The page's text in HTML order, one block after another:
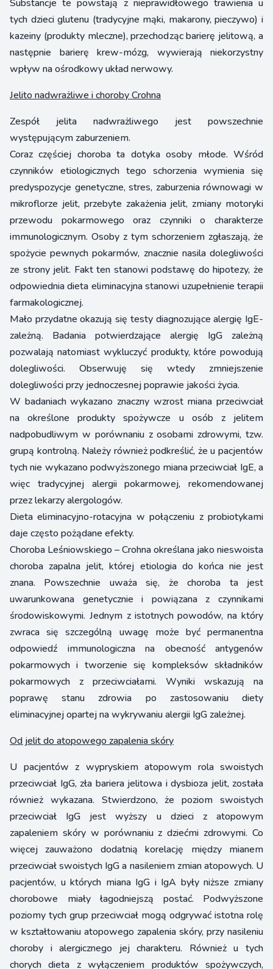
Substancje te powstają z nieprawidłowego trawienia u
tych dzieci glutenu (tradycyjne mąki, makarony, pieczywo) i
kazeiny (produkty mleczne), przechodząc barierę jelitową, a
następnie barierę krew-mózg, wywierają niekorzystny
wpływ na ośrodkowy układ nerwowy.
Jelito nadwrażliwe i choroby Crohna
Zespół jelita nadwrażliwego jest powszechnie
występującym zaburzeniem.
Coraz częściej choroba ta dotyka osoby młode. Wśród
czynników etiologicznych tego schorzenia wymienia się
predyspozycje genetyczne, stres, zaburzenia równowagi w
mikroflorze jelit, przebyte zakażenia jelit, zmiany motoryki
przewodu pokarmowego oraz czynniki o charakterze
immunologicznym. Osoby z tym schorzeniem zgłaszają, że
spożycie pewnych pokarmów, znacznie nasila dolegliwości
ze strony jelit. Fakt ten stanowi podstawę do hipotezy, że
odpowiednia dieta eliminacyjna stanowi uzupełnienie terapii
farmakologicznej.
Mało przydatne okazują się testy diagnozujące alergię IgE-
zależną. Badania potwierdzające alergię IgG zależną
pozwalają natomiast wykluczyć produkty, które powodują
dolegliwości. Obserwuję się wtedy zmniejszenie
dolegliwości przy jednoczesnej poprawie jakości życia.
W badaniach wykazano znaczny wzrost miana przeciwciał
na określone produkty spożywcze u osób z jelitem
nadpobudliwym w porównaniu z osobami zdrowymi, tzw.
grupą kontrolną. Należy również podkreślić, że u pacjentów
tych nie wykazano podwyższonego miana przeciwciał IgE, a
więc tradycyjnej alergii pokarmowej, rekomendowanej
przez lekarzy alergologów.
Dieta eliminacyjno-rotacyjna w połączeniu z probiotykami
daje często pożądane efekty.
Choroba Leśniowskiego – Crohna określana jako nieswoista
choroba zapalna jelit, której etiologia do końca nie jest
znana. Powszechnie uważa się, że choroba ta jest
uwarunkowana genetycznie i powiązana z czynnikami
środowiskowymi. Jednym z istotnych powodów, na który
zwraca się szczególną uwagę może być permanentna
odpowiedź immunologiczna na obecność antygenów
pokarmowych i tworzenie się kompleksów składników
pokarmowych z przeciwciałami. Wyniki wskazują na
poprawę stanu zdrowia po zastosowaniu diety
eliminacyjnej opartej na wykrywaniu alergii IgG zależnej.
Od jelit do atopowego zapalenia skóry
U pacjentów z wypryskiem atopowym rola swoistych
przeciwciał IgG, zła bariera jelitowa i dysbioza jelit, została
również wykazana. Stwierdzono, że poziom swoistych
przeciwciał IgG jest wyższy u dzieci z atopowym
zapaleniem skóry w porównaniu z dziećmi zdrowymi. Co
więcej zauważono dodatnią korelację między mianem
przeciwciał swoistych IgG a nasileniem zmian atopowych. U
pacjentów, u których miana IgG i IgA były niższe zmiany
chorobowe miały łagodniejszą postać. Podwyższone
poziomy tych grup przeciwciał mogą odgrywać istotna rolę
w kształtowaniu atopowego zapalenia skóry, przy nasileniu
choroby i alergicznego jej charakteru. Również u tych
chorych dieta z wyłączeniem produktów spożywczych,